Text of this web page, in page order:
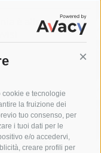
e tecnologie
la fruizione dei
tuo consenso, per
i tuoi dati per le
e/o accedervi,
creare profili per
è allerta meteo
arresto